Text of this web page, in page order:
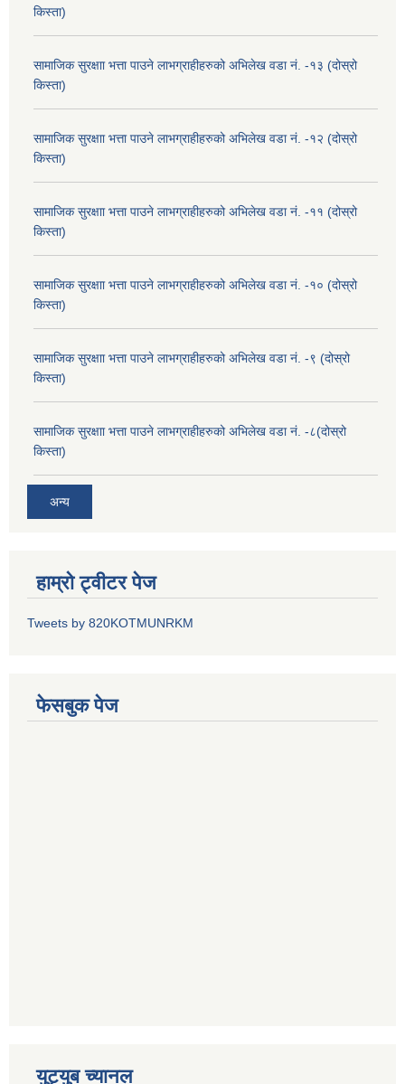
किस्ता)
सामाजिक सुरक्षाा भत्ता पाउने लाभग्राहीहरुको अभिलेख वडा नं. -१३ (दोस्रो
किस्ता)
सामाजिक सुरक्षाा भत्ता पाउने लाभग्राहीहरुको अभिलेख वडा नं. -१२ (दोस्रो
किस्ता)
सामाजिक सुरक्षाा भत्ता पाउने लाभग्राहीहरुको अभिलेख वडा नं. -११ (दोस्रो
किस्ता)
सामाजिक सुरक्षाा भत्ता पाउने लाभग्राहीहरुको अभिलेख वडा नं. -१० (दोस्रो
किस्ता)
सामाजिक सुरक्षाा भत्ता पाउने लाभग्राहीहरुको अभिलेख वडा नं. -९ (दोस्रो
किस्ता)
सामाजिक सुरक्षाा भत्ता पाउने लाभग्राहीहरुको अभिलेख वडा नं. -८(दोस्रो
किस्ता)
अन्य
हाम्रो ट्वीटर पेज
Tweets by 820KOTMUNRKM
फेसबुक पेज
युट्युब च्यानल